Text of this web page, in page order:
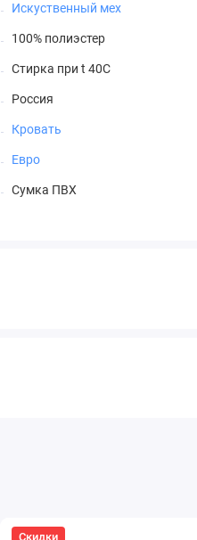
Искуственный мех
100% полиэстер
Стирка при t 40С
Россия
Кровать
Евро
Сумка ПВХ
Скидки